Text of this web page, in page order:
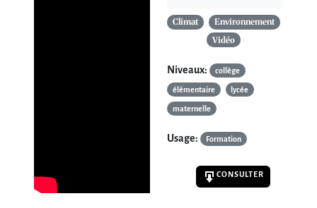
Climat
Environnement
Vidéo
Niveaux: collège
élémentaire lycée
maternelle
Usage: Formation
CONSULTER